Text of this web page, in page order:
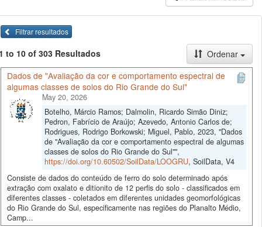
Filtrar resultados
to 10 of 303 Resultados
Ordenar
Dados de "Avaliação da cor e comportamento espectral de
algumas classes de solos do Rio Grande do Sul"
May 20, 2026
Botelho, Márcio Ramos; Dalmolin, Ricardo Simão Diniz;
Pedron, Fabrício de Araújo; Azevedo, Antonio Carlos de;
Rodrigues, Rodrigo Borkowski; Miguel, Pablo, 2023, "Dados
de "Avaliação da cor e comportamento espectral de algumas
classes de solos do Rio Grande do Sul"",
https://doi.org/10.60502/SoilData/LOOGRU, SoilData, V4
Consiste de dados do conteúdo de ferro do solo determinado após
extração com oxalato e ditionito de 12 perfis do solo - classificados em
diferentes classes - coletados em diferentes unidades geomorfológicas
do Rio Grande do Sul, especificamente nas regiões do Planalto Médio,
Camp...